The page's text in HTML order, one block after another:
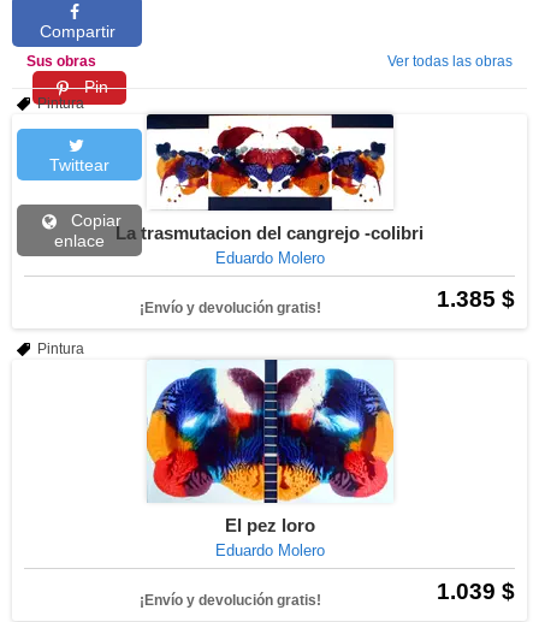
Compartir
Pin
Twittear
Copiar
enlace
Sus obras Ver todas las obras
Pintura
La trasmutacion del cangrejo -colibri
Eduardo Molero
1.385 $
¡Envío y devolución gratis!
Pintura
El pez loro
Eduardo Molero
1.039 $
¡Envío y devolución gratis!